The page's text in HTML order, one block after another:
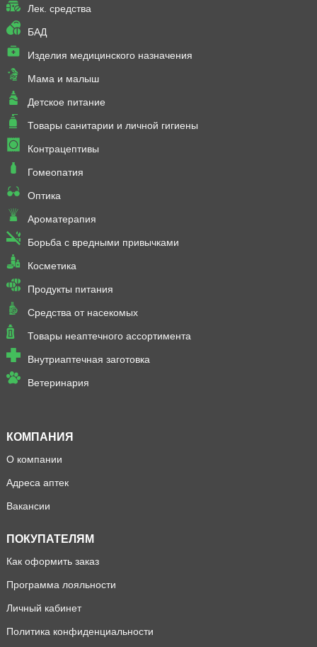
Лек. средства
БАД
Изделия медицинского назначения
Мама и малыш
Детское питание
Товары санитарии и личной гигиены
Контрацептивы
Гомеопатия
Оптика
Ароматерапия
Борьба с вредными привычками
Косметика
Продукты питания
Средства от насекомых
Товары неаптечного ассортимента
Внутриаптечная заготовка
Ветеринария
КОМПАНИЯ
О компании
Адреса аптек
Вакансии
ПОКУПАТЕЛЯМ
Как оформить заказ
Программа лояльности
Личный кабинет
Политика конфиденциальности